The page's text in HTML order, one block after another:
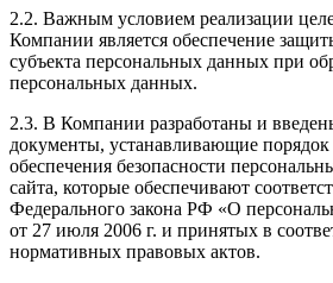
2.2. Важным условием реализации
Компании является обеспечение
субъекта персональных данных при
персональных данных.
2.3. В Компании разработаны и
документы, устанавливающие порядок
обеспечения безопасности
сайта, которые обеспечивают
Федерального закона РФ «О
от 27 июля 2006 г. и принятых в
нормативных правовых актов.